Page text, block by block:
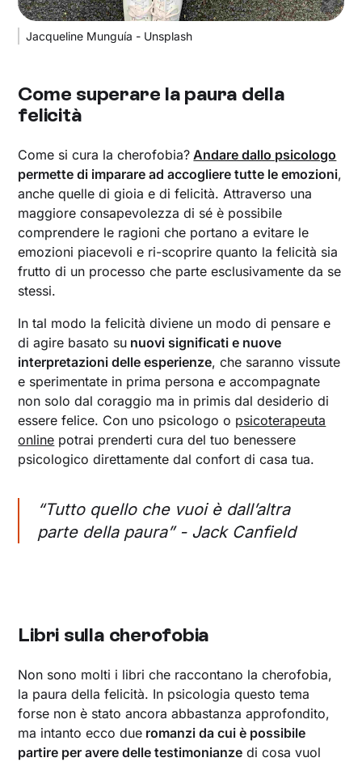
Jacqueline Munguía - Unsplash
Come superare la paura della
felicità
Come si cura la cherofobia? Andare dallo psicologo
permette di imparare ad accogliere tutte le emozioni,
anche quelle di gioia e di felicità. Attraverso una
maggiore consapevolezza di sé è possibile
comprendere le ragioni che portano a evitare le
emozioni piacevoli e ri-scoprire quanto la felicità sia
frutto di un processo che parte esclusivamente da se
stessi.
In tal modo la felicità diviene un modo di pensare e
di agire basato su nuovi significati e nuove
interpretazioni delle esperienze, che saranno vissute
e sperimentate in prima persona e accompagnate
non solo dal coraggio ma in primis dal desiderio di
essere felice. Con uno psicologo o psicoterapeuta
online potrai prenderti cura del tuo benessere
psicologico direttamente dal confort di casa tua.
“Tutto quello che vuoi è dall’altra
parte della paura” - Jack Canfield
Libri sulla cherofobia
Non sono molti i libri che raccontano la cherofobia,
la paura della felicità. In psicologia questo tema
forse non è stato ancora abbastanza approfondito,
ma intanto ecco due romanzi da cui è possibile
partire per avere delle testimonianze di cosa vuol